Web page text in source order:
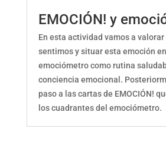
EMOCIÓN! y
En esta actividad vamos a valorar
sentimos y situar esta emoción
emociómetro como rutina
conciencia emocional.
paso a las cartas de EMOCIÓN!
los cuadrantes del emociómetro.